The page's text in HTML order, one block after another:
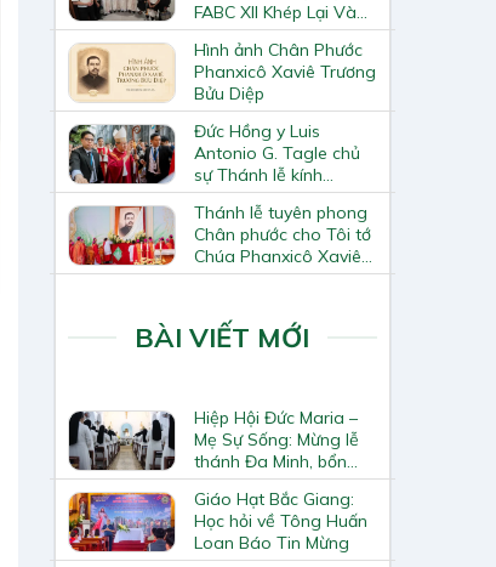
FABC XII Khép Lại Và
Mở Ra Một Hành Trình
Mới Cho Giáo Hội Tại
Châu Á
Hình ảnh Chân Phước
Phanxicô Xaviê Trương
Bửu Diệp
Đức Hồng y Luis
Antonio G. Tagle chủ
sự Thánh lễ kính
Thánh Tô-ma Tông đồ
tại Nhà thờ Chính tòa
Hà Nội
Thánh lễ tuyên phong
Chân phước cho Tôi tớ
Chúa Phanxicô Xaviê
Trương Bửu Diệp
BÀI VIẾT MỚI
Hiệp Hội Đức Maria –
Mẹ Sự Sống: Mừng lễ
thánh Đa Minh, bổn
mạng Hiệp Hội
Giáo Hạt Bắc Giang:
Học hỏi về Tông Huấn
Loan Báo Tin Mừng